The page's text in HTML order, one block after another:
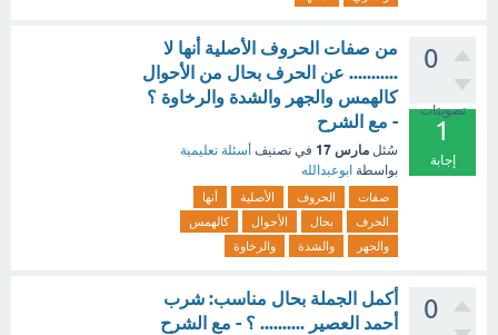
0
تصويتات
1
إجابة
من صفات الحروف الأصلية أنها لا
........... عن الحرف بحال من الأحوال
كالهمس والجهر والشدة والرخاوة ؟
- مع الشرح
سُئل مارس 17 في تصنيف أسئلة تعليمية
بواسطة ابوعبدالله
صفات الحروف الأصلية
أنها
الحرف
بحال الأحوال
كالهمس
والجهر
والشدة والرخاوة
0
أكمل الجملة بحال مناسب: شرب
أحمد العصير .......... ؟ - مع الشرح